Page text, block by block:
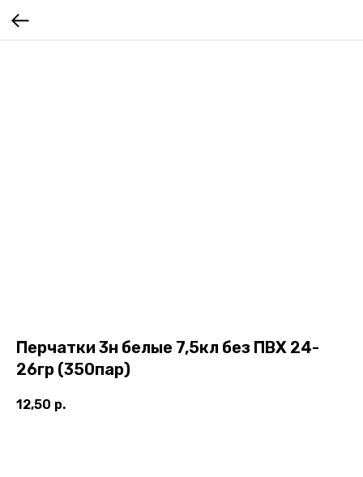
Перчатки 3н белые 7,5кл без ПВХ 24-
26гр (350пар)
12,50 р.